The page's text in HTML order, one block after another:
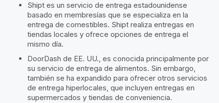
Shipt es un servicio de entrega estadounidense
basado en membresías que se especializa en la
entrega de comestibles. Shipt realiza entregas en
tiendas locales y ofrece opciones de entrega el
mismo día.
DoorDash de EE. UU., es conocida principalmente por
su servicio de entrega de alimentos. Sin embargo,
también se ha expandido para ofrecer otros servicios
de entrega hiperlocales, que incluyen entregas en
supermercados y tiendas de conveniencia.